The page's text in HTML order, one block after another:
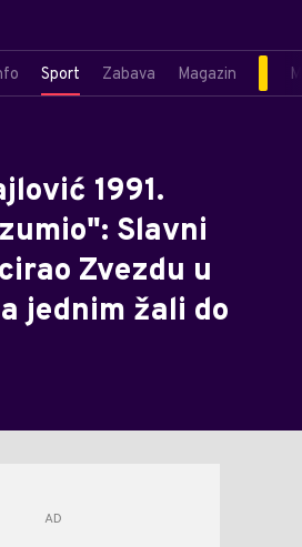
Sport Zabava Magazin
1991.
Slavni
Zvezdu u
jednim žali do